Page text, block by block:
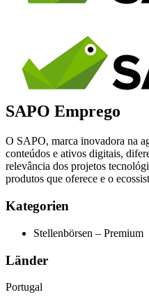
SAPO Emprego
O SAPO, marca inovadora na
conteúdos e ativos digitais,
relevância dos projetos
produtos que oferece e o
Kategorien
Stellenbörsen – Premium
Länder
Portugal